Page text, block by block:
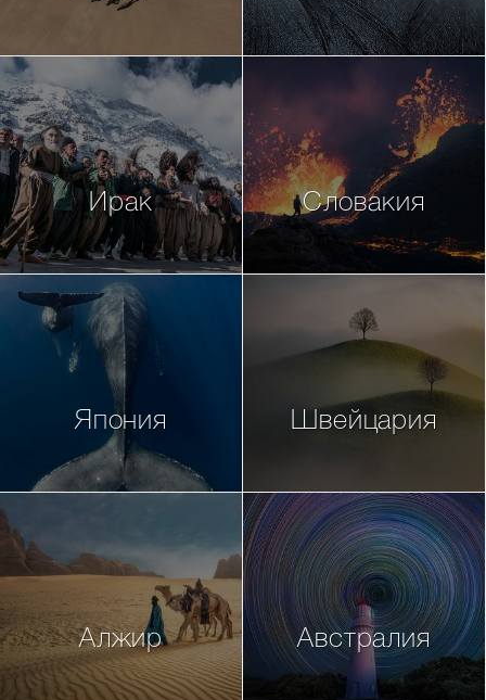
Ирак Словакия
Япония Швейцария
Алжир Австралия